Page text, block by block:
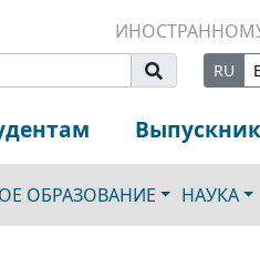
RU
ОБРАЗОВАНИЕ НАУКА